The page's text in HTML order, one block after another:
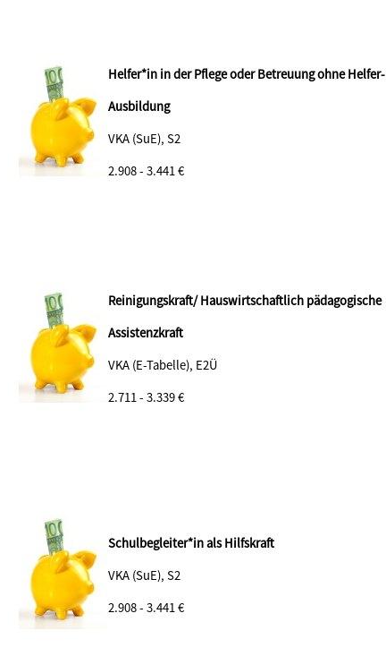
Helfer*in in der Pflege oder Betreuung ohne Helfer-
Ausbildung
VKA (SuE), S2
2.908 - 3.441 €
Reinigungskraft/ Hauswirtschaftlich pädagogische
Assistenzkraft
VKA (E-Tabelle), E2Ü
2.711 - 3.339 €
Schulbegleiter*in als Hilfskraft
VKA (SuE), S2
2.908 - 3.441 €